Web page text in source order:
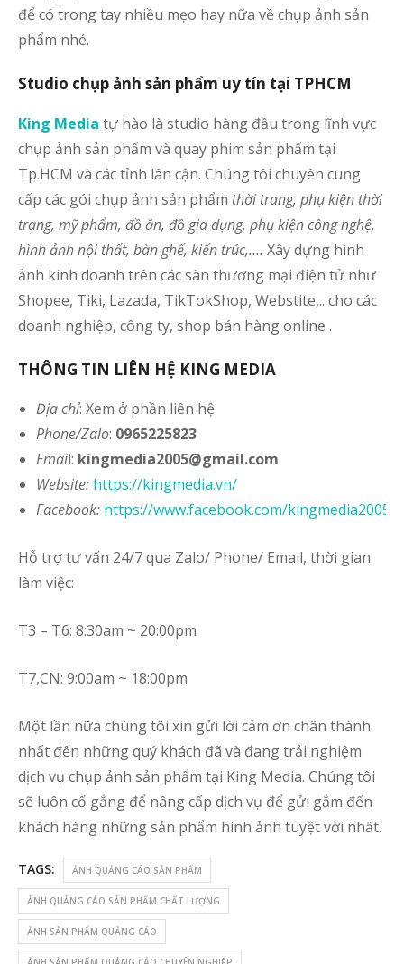
để có trong tay nhiều mẹo hay nữa về chụp ảnh sản
phẩm nhé.
Studio chụp ảnh sản phẩm uy tín tại TPHCM
King Media tự hào là studio hàng đầu trong lĩnh vực
chụp ảnh sản phẩm và quay phim sản phẩm tại
Tp.HCM và các tỉnh lân cận. Chúng tôi chuyên cung
cấp các gói chụp ảnh sản phẩm thời trang, phụ kiện thời
trang, mỹ phẩm, đồ ăn, đồ gia dụng, phụ kiện công nghệ,
hình ảnh nội thất, bàn ghế, kiến trúc,…. Xây dựng hình
ảnh kinh doanh trên các sàn thương mại điện tử như
Shopee, Tiki, Lazada, TikTokShop, Webstite,.. cho các
doanh nghiệp, công ty, shop bán hàng online .
THÔNG TIN LIÊN HỆ KING MEDIA
Địa chỉ: Xem ở phần liên hệ
Phone/Zalo: 0965225823
Email: kingmedia2005@gmail.com
Website: https://kingmedia.vn/
Facebook: https://www.facebook.com/kingmedia2005
Hỗ trợ tư vấn 24/7 qua Zalo/ Phone/ Email, thời gian
làm việc:
T3 – T6: 8:30am ~ 20:00pm
T7,CN: 9:00am ~ 18:00pm
Một lần nữa chúng tôi xin gửi lời cảm ơn chân thành
nhất đến những quý khách đã và đang trải nghiệm
dịch vụ chụp ảnh sản phẩm tại King Media. Chúng tôi
sẽ luôn cố gắng để nâng cấp dịch vụ để gửi gắm đến
khách hàng những sản phẩm hình ảnh tuyệt vời nhất.
TAGS: ẢNH QUẢNG CÁO SẢN PHẨM
ẢNH QUẢNG CÁO SẢN PHẨM CHẤT LƯỢNG
ẢNH SẢN PHẨM QUẢNG CÁO